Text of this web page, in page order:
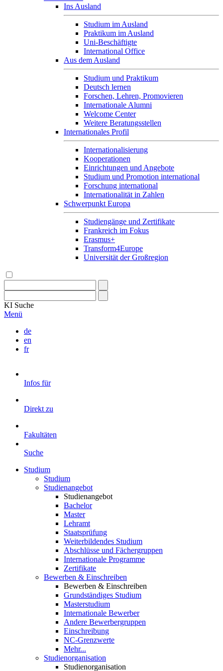
Ins Ausland
Studium im Ausland
Praktikum im Ausland
Uni-Beschäftigte
International Office
Aus dem Ausland
Studium und Praktikum
Deutsch lernen
Forschen, Lehren, Promovieren
Internationale Alumni
Welcome Center
Weitere Beratungsstellen
Internationales Profil
Internationalisierung
Kooperationen
Einrichtungen und Angebote
Studium und Promotion international
Forschung international
Internationalität in Zahlen
Schwerpunkt Europa
Studiengänge und Zertifikate
Frankreich im Fokus
Erasmus+
Transform4Europe
Universität der Großregion
KI Suche
Menü
de
en
fr
Infos für
Direkt zu
Fakultäten
Suche
Studium
Studium
Studienangebot
Studienangebot
Bachelor
Master
Lehramt
Staatsprüfung
Weiterbildendes Studium
Abschlüsse und Fächergruppen
Internationale Programme
Zertifikate
Bewerben & Einschreiben
Bewerben & Einschreiben
Grundständiges Studium
Masterstudium
Internationale Bewerber
Andere Bewerbergruppen
Einschreibung
NC-Grenzwerte
Mehr...
Studienorganisation
Studienorganisation